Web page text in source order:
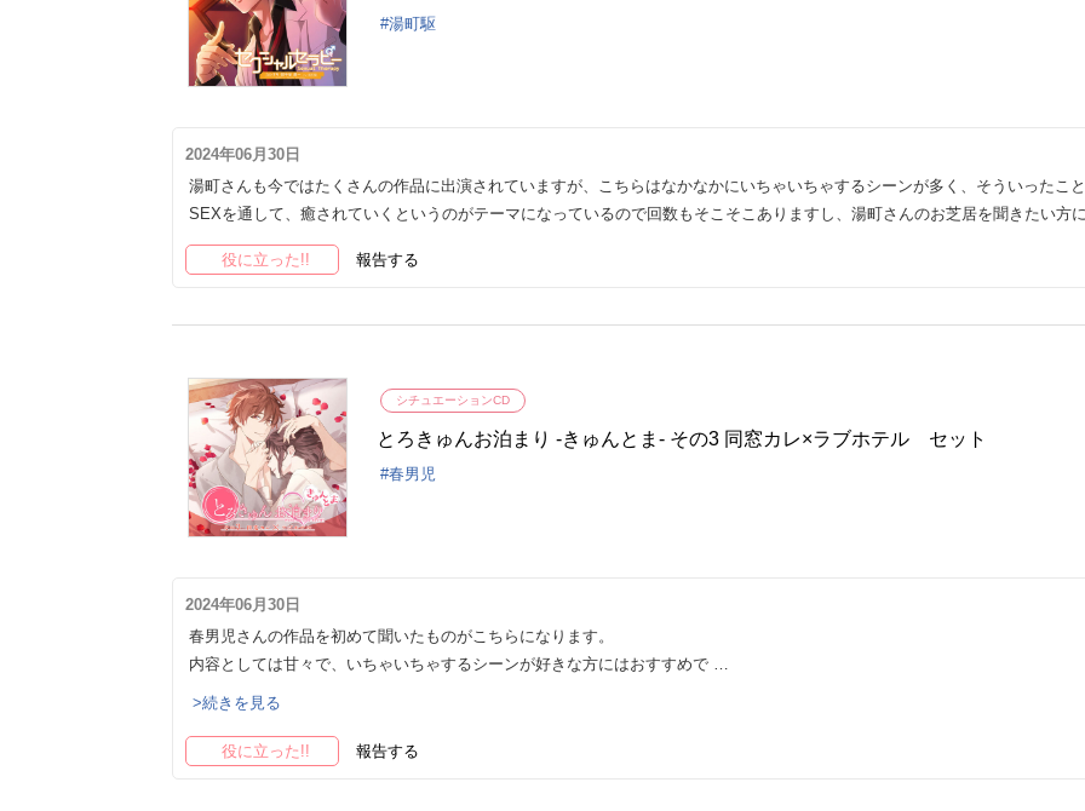
湯町駆
2024年06月30日
湯町さんも今ではたくさんの作品に出演されていますが、こちらはなかなかにいちゃいちゃするシーンが多く、そういったこ
SEXを通して、癒されていくというのがテーマになっているので回数もそこそこありますし、湯町さんのお芝居を聞きたい方に
役に立った!! 報告する
シチュエーションCD
とろきゅんお泊まり -きゅんとま- その3 同窓カレ×ラブホテル セット
春男児
2024年06月30日
春男児さんの作品を初めて聞いたものがこちらになります。
内容としては甘々で、いちゃいちゃするシーンが好きな方にはおすすめで …
>続きを見る
役に立った!! 報告する